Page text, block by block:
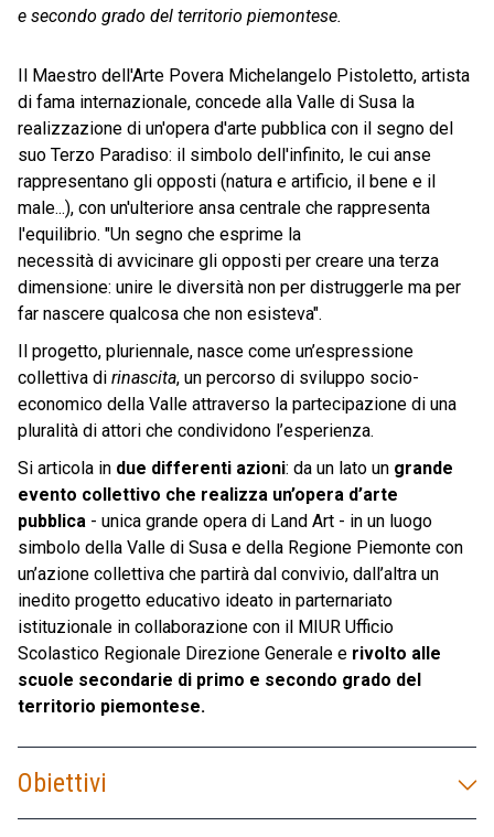
e secondo grado del territorio piemontese.
Il Maestro dell'Arte Povera Michelangelo Pistoletto, artista
di fama internazionale, concede alla Valle di Susa la
realizzazione di un'opera d'arte pubblica con il segno del
suo Terzo Paradiso: il simbolo dell'infinito, le cui anse
rappresentano gli opposti (natura e artificio, il bene e il
male...), con un'ulteriore ansa centrale che rappresenta
l'equilibrio. "Un segno che esprime la
necessità di avvicinare gli opposti per creare una terza
dimensione: unire le diversità non per distruggerle ma per
far nascere qualcosa che non esisteva".
Il progetto, pluriennale, nasce come un’espressione
collettiva di rinascita, un percorso di sviluppo socio-
economico della Valle attraverso la partecipazione di una
pluralità di attori che condividono l’esperienza.
Si articola in due differenti azioni: da un lato un grande
evento collettivo che realizza un’opera d’arte
pubblica - unica grande opera di Land Art - in un luogo
simbolo della Valle di Susa e della Regione Piemonte con
un’azione collettiva che partirà dal convivio, dall’altra un
inedito progetto educativo ideato in parternariato
istituzionale in collaborazione con il MIUR Ufficio
Scolastico Regionale Direzione Generale e rivolto alle
scuole secondarie di primo e secondo grado del
territorio piemontese.
Obiettivi